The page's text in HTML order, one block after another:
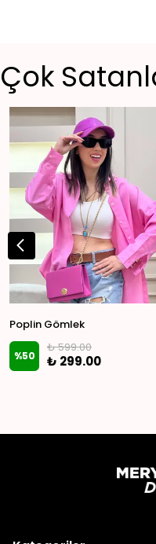
Çok
Poplin Gömlek
%50
₺ 599.00
₺ 299.00